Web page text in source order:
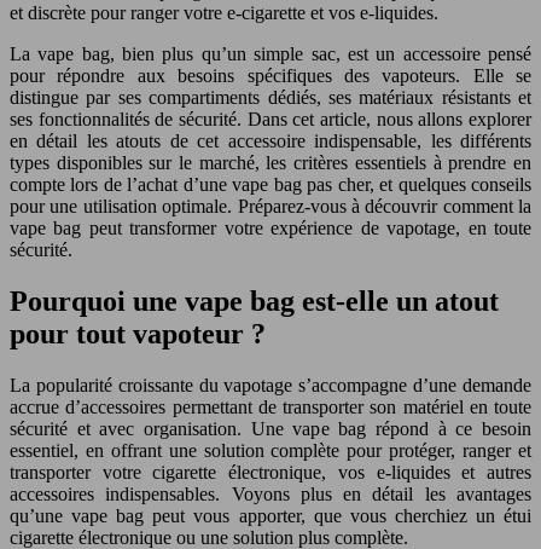
et discrète pour ranger votre e-cigarette et vos e-liquides.
La vape bag, bien plus qu’un simple sac, est un accessoire pensé
pour répondre aux besoins spécifiques des vapoteurs. Elle se
distingue par ses compartiments dédiés, ses matériaux résistants et
ses fonctionnalités de sécurité. Dans cet article, nous allons explorer
en détail les atouts de cet accessoire indispensable, les différents
types disponibles sur le marché, les critères essentiels à prendre en
compte lors de l’achat d’une vape bag pas cher, et quelques conseils
pour une utilisation optimale. Préparez-vous à découvrir comment la
vape bag peut transformer votre expérience de vapotage, en toute
sécurité.
Pourquoi une vape bag est-elle un atout
pour tout vapoteur ?
La popularité croissante du vapotage s’accompagne d’une demande
accrue d’accessoires permettant de transporter son matériel en toute
sécurité et avec organisation. Une vape bag répond à ce besoin
essentiel, en offrant une solution complète pour protéger, ranger et
transporter votre cigarette électronique, vos e-liquides et autres
accessoires indispensables. Voyons plus en détail les avantages
qu’une vape bag peut vous apporter, que vous cherchiez un étui
cigarette électronique ou une solution plus complète.